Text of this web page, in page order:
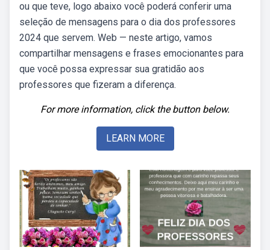
ou que teve, logo abaixo você poderá conferir uma
seleção de mensagens para o dia dos professores
2024 que servem. Web — neste artigo, vamos
compartilhar mensagens e frases emocionantes para
que você possa expressar sua gratidão aos
professores que fizeram a diferença.
For more information, click the button below.
LEARN MORE